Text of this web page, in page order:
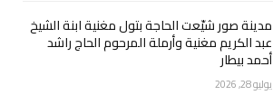
مدينة صور شيّعت الحاجة بتول مغنية ابنة الشيخ
عبد الكريم مغنية وأرملة المرحوم الحاج راشد
أحمد بيطار
يوليو 28, 2026